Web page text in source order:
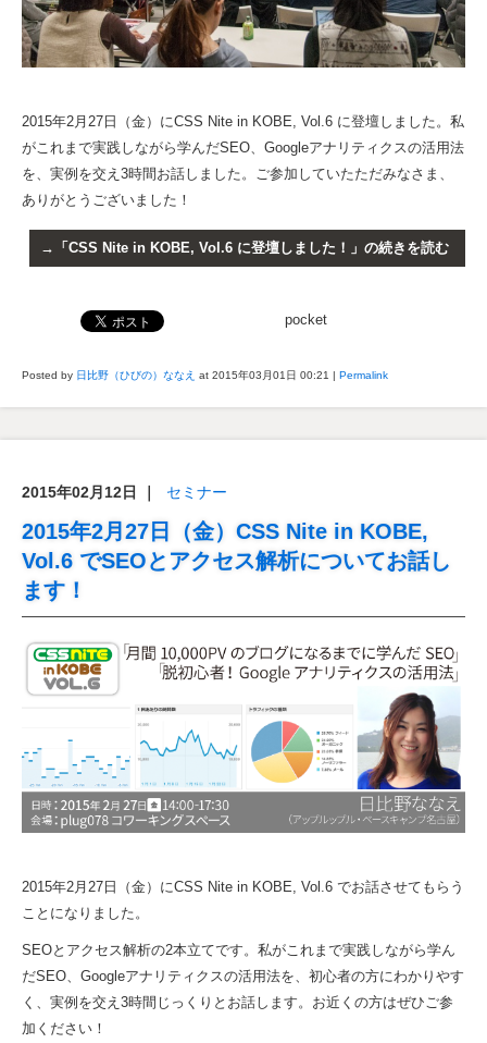
2015年2月27日（金）にCSS Nite in KOBE, Vol.6 に登壇しました。私
がこれまで実践しながら学んだSEO、Googleアナリティクスの活用法
を、実例を交え3時間お話しました。ご参加していたただみなさま、
ありがとうございました！
「CSS Nite in KOBE, Vol.6 に登壇しました！」の続きを読む
pocket
Posted by 日比野（ひびの）ななえ at 2015年03月01日 00:21 | Permalink
2015年02月12日 ｜ セミナー
2015年2月27日（金）CSS Nite in KOBE,
Vol.6 でSEOとアクセス解析についてお話し
ます！
2015年2月27日（金）にCSS Nite in KOBE, Vol.6 でお話させてもらう
ことになりました。
SEOとアクセス解析の2本立てです。私がこれまで実践しながら学ん
だSEO、Googleアナリティクスの活用法を、初心者の方にわかりやす
く、実例を交え3時間じっくりとお話します。お近くの方はぜひご参
加ください！